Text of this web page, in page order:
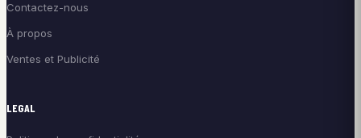
Contactez-nous
À propos
Ventes et Publicité
LEGAL